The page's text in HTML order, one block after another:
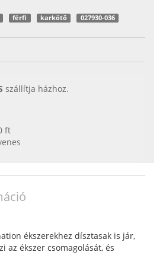
férfi karkötő 027930-036
szállítja házhoz.
ft
ékszerekhez dísztasak is jár,
az ékszer csomagolását, és